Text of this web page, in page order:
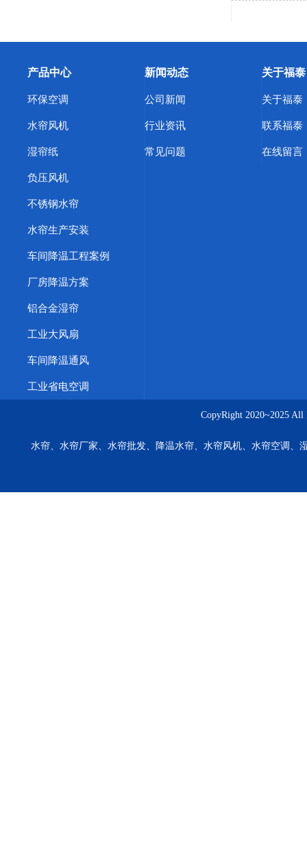
产品中心
环保空调
水帘风机
湿帘纸
负压风机
不锈钢水帘
水帘生产安装
车间降温工程案例
厂房降温方案
铝合金湿帘
工业大风扇
车间降温通风
工业省电空调
新闻动态
公司新闻
行业资讯
常见问题
关于福泰
关于福泰
联系福泰
在线留言
CopyRight 2020~2025
水帘、水帘厂家、水帘批发、降温水帘、水帘风机、水帘空调、